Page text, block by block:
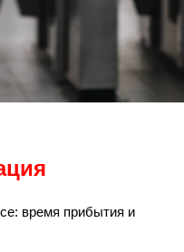
время прибытия и